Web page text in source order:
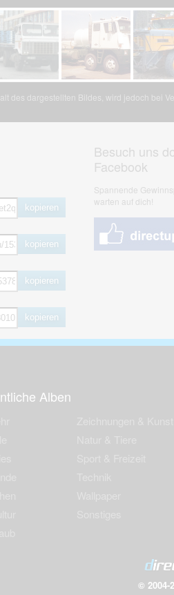
dargestellten Bildes, wird jedoch bei
kopieren
kopieren
kopieren
kopieren
Besuch uns
Facebook
Spannende
warten auf dich!
Alben
© 2004-